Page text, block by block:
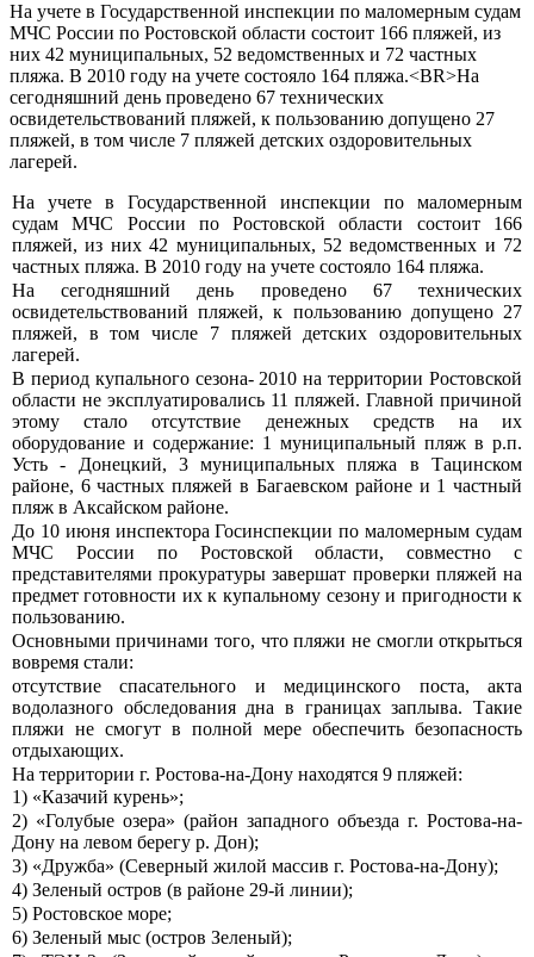
На учете в Государственной инспекции по маломерным судам
МЧС России по Ростовской области состоит 166 пляжей, из
них 42 муниципальных, 52 ведомственных и 72 частных
пляжа. В 2010 году на учете состояло 164 пляжа.<BR>На
сегодняшний день проведено 67 технических
освидетельствований пляжей, к пользованию допущено 27
пляжей, в том числе 7 пляжей детских оздоровительных
лагерей.
На учете в Государственной инспекции по маломерным
судам МЧС России по Ростовской области состоит 166
пляжей, из них 42 муниципальных, 52 ведомственных и 72
частных пляжа. В 2010 году на учете состояло 164 пляжа.
На сегодняшний день проведено 67 технических
освидетельствований пляжей, к пользованию допущено 27
пляжей, в том числе 7 пляжей детских оздоровительных
лагерей.
В период купального сезона- 2010 на территории Ростовской
области не эксплуатировались 11 пляжей. Главной причиной
этому стало отсутствие денежных средств на их
оборудование и содержание: 1 муниципальный пляж в р.п.
Усть - Донецкий, 3 муниципальных пляжа в Тацинском
районе, 6 частных пляжей в Багаевском районе и 1 частный
пляж в Аксайском районе.
До 10 июня инспектора Госинспекции по маломерным судам
МЧС России по Ростовской области, совместно с
представителями прокуратуры завершат проверки пляжей на
предмет готовности их к купальному сезону и пригодности к
пользованию.
Основными причинами того, что пляжи не смогли открыться
вовремя стали:
отсутствие спасательного и медицинского поста, акта
водолазного обследования дна в границах заплыва. Такие
пляжи не смогут в полной мере обеспечить безопасность
отдыхающих.
На территории г. Ростова-на-Дону находятся 9 пляжей:
1) «Казачий курень»;
2) «Голубые озера» (район западного объезда г. Ростова-на-
Дону на левом берегу р. Дон);
3) «Дружба» (Северный жилой массив г. Ростова-на-Дону);
4) Зеленый остров (в районе 29-й линии);
5) Ростовское море;
6) Зеленый мыс (остров Зеленый);